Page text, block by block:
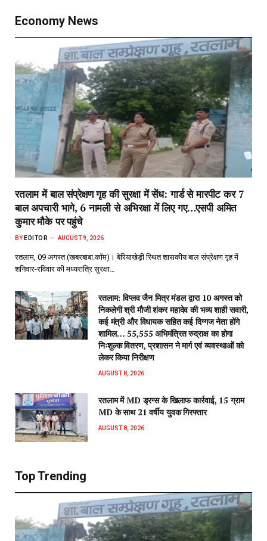
Economy News
रतलाम में बाल संप्रेक्षण गृह की सुरक्षा में सेंध: गार्ड से मारपीट कर 7
बाल अपचारी भागे, 6 नामली से अभिरक्षा में लिए गए…एसपी अमित
कुमार मौके पर पहुंचे
BY EDITOR AUGUST 9, 2026
रतलाम, 09 अगस्त (खबरबाबा.कॉम)। बेरियाखेड़ी स्थित शासकीय बाल संप्रेक्षण गृह में
शनिवार-रविवार की मध्यरात्रि सुरक्षा…
रतलाम: विप्लव जैन मित्र मंडल द्वारा 10 अगस्त को
निकलेगी श्री मौजी शंकर महादेव की भव्य शाही सवारी,
कई मंत्री और विधायक सहित कई दिग्गज नेता होंगे
शामिल… 55,555 अभिमंत्रित रुद्राक्ष का होगा
निःशुल्क वितरण, प्रशासन ने मार्ग एवं व्यवस्थाओं को
लेकर किया निरीक्षण
AUGUST 8, 2026
रतलाम में MD ड्रग्स के खिलाफ कार्रवाई, 15 ग्राम
MD के साथ 21 वर्षीय युवक गिरफ्तार
AUGUST 8, 2026
Top Trending